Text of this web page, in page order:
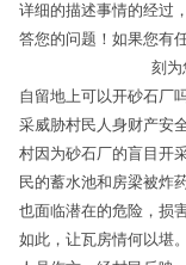
详细的描述事情的经过
答您的问题！如果您有
刻为
自留地上可以开砂石厂
采威胁村民人身财产安
村因为砂石厂的盲目开
民的蓄水池和房梁被炸
也面临潜在的危险，损
如此，让瓦房情何以堪